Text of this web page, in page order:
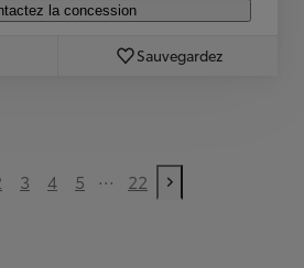
la concession
Sauvegardez
page
3 4 5 ... 22
Next page